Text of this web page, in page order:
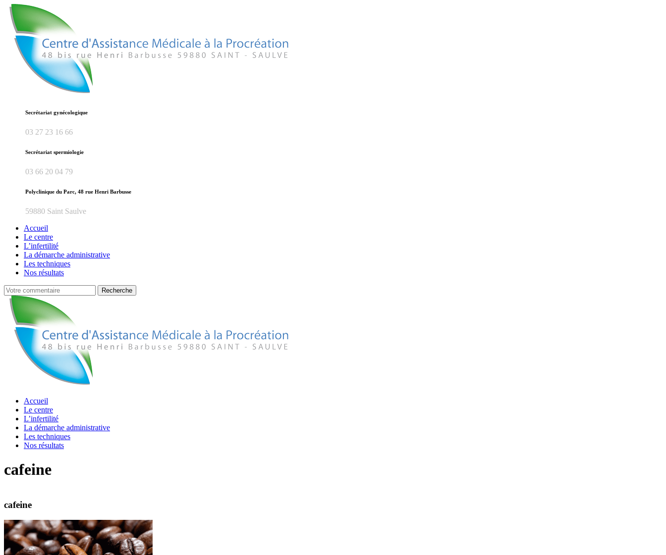
Secrétariat gynécologique
03 27 23 16 66
Secrétariat spermiologie
03 66 20 04 79
Polyclinique du Parc, 48 rue Henri Barbusse
59880 Saint Saulve
Accueil
Le centre
L’infertilité
La démarche administrative
Les techniques
Nos résultats
Accueil
Le centre
L’infertilité
La démarche administrative
Les techniques
Nos résultats
cafeine
cafeine